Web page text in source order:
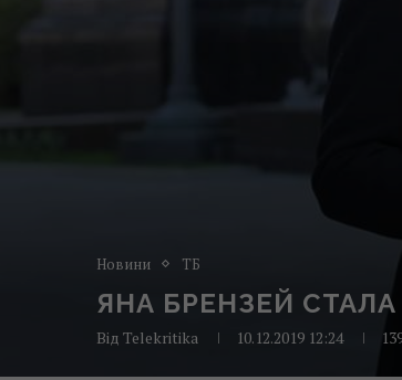
Новини ТБ
ЯНА БРЕНЗЕЙ
Від Telekritika 10.12.2019 12:24